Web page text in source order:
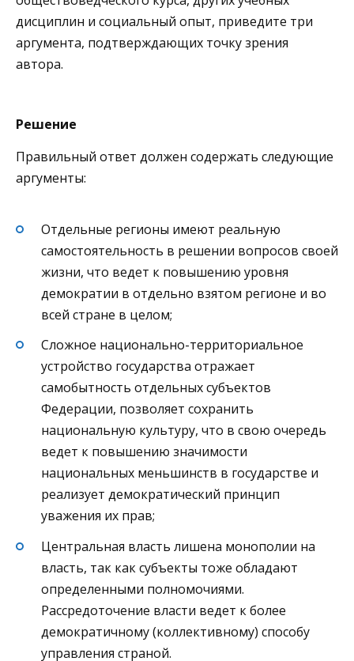
дисциплин и социальный опыт, приведите три
аргумента, подтверждающих точку зрения
автора.
Решение
Правильный ответ должен содержать следующие
аргументы:
Отдельные регионы имеют реальную
самостоятельность в решении вопросов своей
жизни, что ведет к повышению уровня
демократии в отдельно взятом регионе и во
всей стране в целом;
Сложное национально-территориальное
устройство государства отражает
самобытность отдельных субъектов
Федерации, позволяет сохранить
национальную культуру, что в свою очередь
ведет к повышению значимости
национальных меньшинств в государстве и
реализует демократический принцип
уважения их прав;
Центральная власть лишена монополии на
власть, так как субъекты тоже обладают
определенными полномочиями.
Рассредоточение власти ведет к более
демократичному (коллективному) способу
управления страной.